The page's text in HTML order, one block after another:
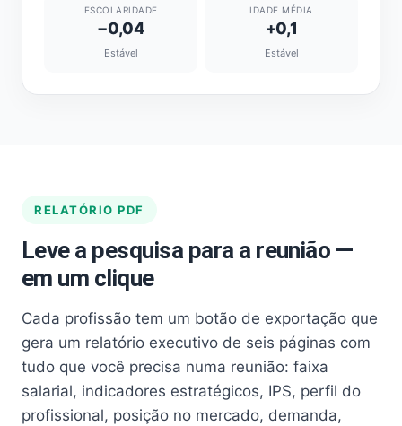
ESCOLARIDADE
−0,04
Estável
IDADE MÉDIA
+0,1
Estável
RELATÓRIO PDF
Leve a pesquisa para a reunião —
em um clique
Cada profissão tem um botão de exportação que
gera um relatório executivo de seis páginas com
tudo que você precisa numa reunião: faixa
salarial, indicadores estratégicos, IPS, perfil do
profissional, posição no mercado, demanda,